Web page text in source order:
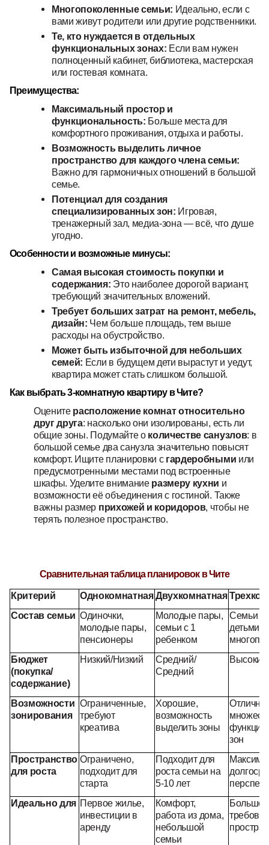
Многопоколенные семьи: Идеально, если с
вами живут родители или другие родственники.
Те, кто нуждается в отдельных
функциональных зонах: Если вам нужен
полноценный кабинет, библиотека, мастерская
или гостевая комната.
Преимущества:
Максимальный простор и
функциональность: Больше места для
комфортного проживания, отдыха и работы.
Возможность выделить личное
пространство для каждого члена семьи:
Важно для гармоничных отношений в большой
семье.
Потенциал для создания
специализированных зон: Игровая,
тренажерный зал, медиа-зона — всё, что душе
угодно.
Особенности и возможные минусы:
Самая высокая стоимость покупки и
содержания: Это наиболее дорогой вариант,
требующий значительных вложений.
Требует больших затрат на ремонт, мебель,
дизайн: Чем больше площадь, тем выше
расходы на обустройство.
Может быть избыточной для небольших
семей: Если в будущем дети вырастут и уедут,
квартира может стать слишком большой.
Как выбрать 3-комнатную квартиру в Чите?
Оцените расположение комнат относительно
друг друга: насколько они изолированы, есть ли
общие зоны. Подумайте о количестве санузлов: в
большой семье два санузла значительно повысят
комфорт. Ищите планировки с гардеробными или
предусмотренными местами под встроенные
шкафы. Уделите внимание размеру кухни и
возможности её объединения с гостиной. Также
важны размер прихожей и коридоров, чтобы не
терять полезное пространство.
Сравнительная таблица планировок в Чите
Критерий ОднокомнатнаяДвухкомнатная
Состав семьи Одиночки,
молодые пары,
пенсионеры
Молодые пары,
семьи с 1
ребенком
Семьи с
детьми,
Бюджет
(покупка/
содержание)
Низкий/Низкий
Средний/
Средний
Возможности
зонирования
Ограниченные,
требуют
креатива
Хорошие,
возможность
выделить зоны
зон
Пространство
для роста
Ограничено,
подходит для
старта
Подходит для
роста семьи на
5-10 лет
Идеально для Первое жилье,
инвестиции в
аренду
Комфорт,
работа из дома,
небольшой
семьи